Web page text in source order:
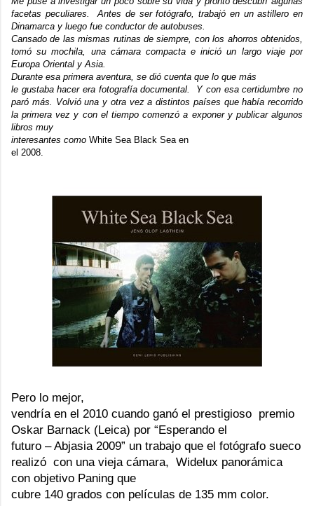
facetas peculiares. Antes de ser fotógrafo, trabajó en un astillero en
Dinamarca y luego fue conductor de autobuses.
Cansado de las mismas rutinas de siempre, con los ahorros obtenidos,
tomó su mochila, una cámara compacta e inició un largo viaje por
Europa Oriental y Asia.
Durante esa primera aventura, se dió cuenta que lo que más
le gustaba hacer era fotografía documental. Y con esa certidumbre no
paró más. Volvió una y otra vez a distintos países que había recorrido
la primera vez y con el tiempo comenzó a exponer y publicar algunos
libros muy
interesantes como White Sea Black Seaen
el 2008.
Pero lo mejor,
vendría en el 2010 cuando ganó el prestigioso premio
Oskar Barnack (Leica) por “Esperando el
futuro – Abjasia 2009” un trabajo que el fotógrafo sueco
realizó con una vieja cámara, Widelux panorámica
con objetivo Paning que
cubre 140 grados con películas de 135 mm color.